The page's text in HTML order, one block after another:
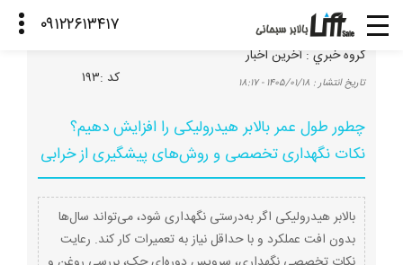
گروه خبري : آخرین اخبار
تاريخ انتشار : ۱۴۰۵/۰۱/۱۸ - ۱۸:۱۷ كد :۱۹۳
چطور طول عمر بالابر هیدرولیکی را افزایش دهیم؟
نکات نگهداری تخصصی و روش‌های پیشگیری از خرابی
بالابر هیدرولیکی اگر به‌درستی نگهداری شود، می‌تواند سال‌ها
بدون افت عملکرد و با حداقل نیاز به تعمیرات کار کند. رعایت